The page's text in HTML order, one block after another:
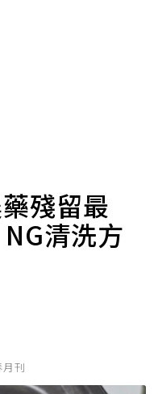
殘留最
清洗方
刊